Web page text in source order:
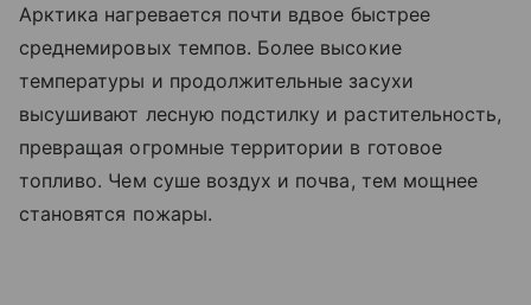
Арктика нагревается почти вдвое быстрее
среднемировых темпов. Более высокие
температуры и продолжительные засухи
высушивают лесную подстилку и растительность,
превращая огромные территории в готовое
топливо. Чем суше воздух и почва, тем мощнее
становятся пожары.